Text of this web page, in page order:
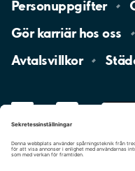
Personuppgifter
Gör karriär hososs
Avtalsvillkor